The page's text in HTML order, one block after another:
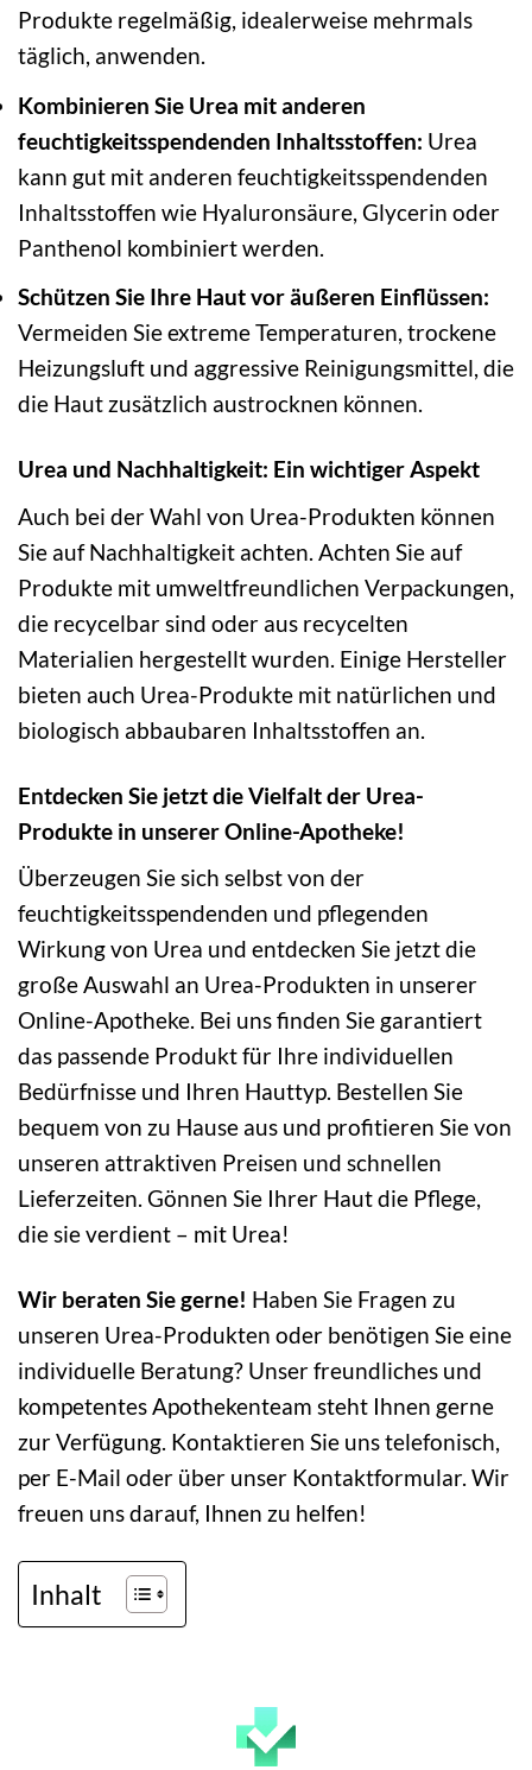
Produkte regelmäßig, idealerweise mehrmals
täglich, anwenden.
Kombinieren Sie Urea mit anderen
feuchtigkeitsspendenden Inhaltsstoffen: Urea
kann gut mit anderen feuchtigkeitsspendenden
Inhaltsstoffen wie Hyaluronsäure, Glycerin oder
Panthenol kombiniert werden.
Schützen Sie Ihre Haut vor äußeren Einflüssen:
Vermeiden Sie extreme Temperaturen, trockene
Heizungsluft und aggressive Reinigungsmittel, die
die Haut zusätzlich austrocknen können.
Urea und Nachhaltigkeit: Ein wichtiger Aspekt
Auch bei der Wahl von Urea-Produkten können
Sie auf Nachhaltigkeit achten. Achten Sie auf
Produkte mit umweltfreundlichen Verpackungen,
die recycelbar sind oder aus recycelten
Materialien hergestellt wurden. Einige Hersteller
bieten auch Urea-Produkte mit natürlichen und
biologisch abbaubaren Inhaltsstoffen an.
Entdecken Sie jetzt die Vielfalt der Urea-
Produkte in unserer Online-Apotheke!
Überzeugen Sie sich selbst von der
feuchtigkeitsspendenden und pflegenden
Wirkung von Urea und entdecken Sie jetzt die
große Auswahl an Urea-Produkten in unserer
Online-Apotheke. Bei uns finden Sie garantiert
das passende Produkt für Ihre individuellen
Bedürfnisse und Ihren Hauttyp. Bestellen Sie
bequem von zu Hause aus und profitieren Sie von
unseren attraktiven Preisen und schnellen
Lieferzeiten. Gönnen Sie Ihrer Haut die Pflege,
die sie verdient – mit Urea!
Wir beraten Sie gerne! Haben Sie Fragen zu
unseren Urea-Produkten oder benötigen Sie eine
individuelle Beratung? Unser freundliches und
kompetentes Apothekenteam steht Ihnen gerne
zur Verfügung. Kontaktieren Sie uns telefonisch,
per E-Mail oder über unser Kontaktformular. Wir
freuen uns darauf, Ihnen zu helfen!
Inhalt